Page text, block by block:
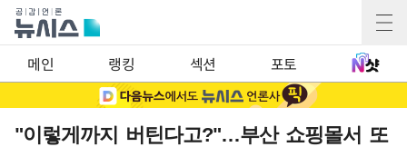
메인 랭킹 섹션 포토
"이렇게까지 버틴다고?"…부산 쇼핑몰서 또